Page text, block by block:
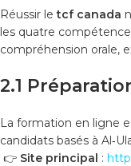
Réussir letcf canada
les quatre
compréhension orale,
2.1
La formation en ligne
candidats basés à
👉 Site principal :